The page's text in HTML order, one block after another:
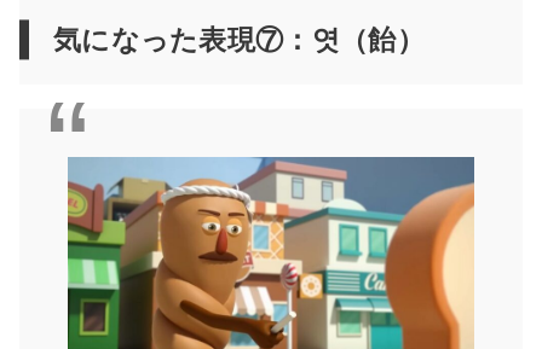
気になった表現⑦：엿（飴）